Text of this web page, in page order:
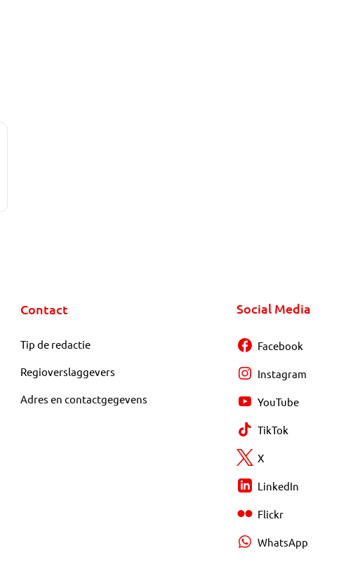
Contact
Tip de redactie
Regioverslaggevers
Adres en contactgegevens
Social Media
Facebook
Instagram
YouTube
TikTok
X
LinkedIn
Flickr
WhatsApp